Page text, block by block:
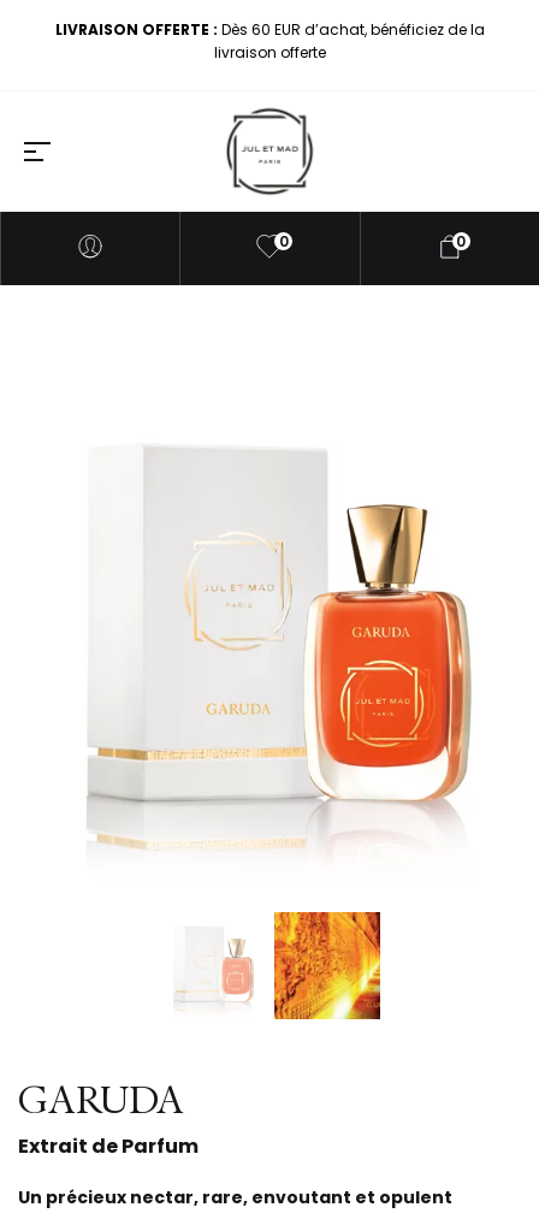
LIVRAISON OFFERTE : Dès 60 EUR d’achat, bénéficiez de la
livraison offerte
0 0
GARUDA
Extrait de Parfum
Un précieux nectar, rare, envoutant et opulent